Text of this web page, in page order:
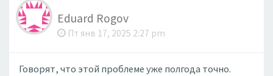
Eduard Rogov
Пт янв 17, 2025 2:27 pm
Говорят, что этой проблеме уже полгода точно.